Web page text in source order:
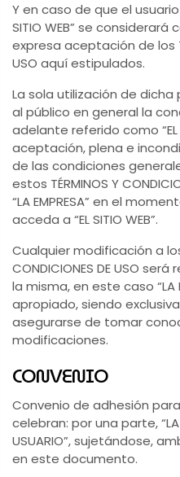
Y en caso de que el
SITIO WEB” se
expresa aceptación de los
USO aquí estipulados.
La sola utilización de
al público en general la
adelante referido como “EL
aceptación, plena e
de las condiciones
estos TÉRMINOS Y
“LA EMPRESA” en el
acceda a “EL SITIO WEB”.
Cualquier modificación a
CONDICIONES DE USO
la misma, en este caso “LA
apropiado, siendo
asegurarse de tomar
modificaciones.
CONVENIO
Convenio de adhesión para
celebran: por una parte, “LA
USUARIO”, sujetándose,
en este documento.